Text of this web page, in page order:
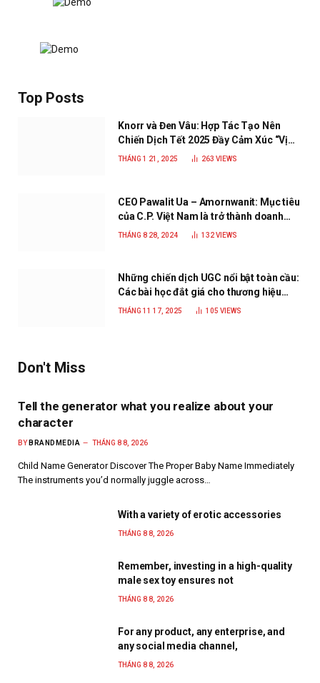
Top Posts
Knorr và Đen Vâu: Hợp Tác Tạo Nên
Chiến Dịch Tết 2025 Đầy Cảm Xúc “Vị
Nhà”
THÁNG 1 21, 2025 263 VIEWS
CEO Pawalit Ua – Amornwanit: Mục tiêu
của C.P. Việt Nam là trở thành doanh
nghiệp xanh, phát triển bền vững
THÁNG 8 28, 2024 132VIEWS
Những chiến dịch UGC nổi bật toàn cầu:
Các bài học đắt giá cho thương hiệu
năm 2025
THÁNG 11 17, 2025 105 VIEWS
Don't Miss
Tell the generator what you realize about your
character
BY BRANDMEDIA THÁNG 8 8, 2026
Child Name Generator Discover The Proper Baby Name Immediately
The instruments you’d normally juggle across…
With a variety of erotic accessories
THÁNG 8 8, 2026
Remember, investing in a high-quality
male sex toy ensures not
THÁNG 8 8, 2026
For any product, any enterprise, and
any social media channel,
THÁNG 8 8, 2026